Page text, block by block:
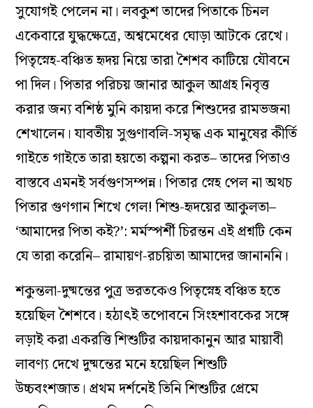
সুযোগই পেলেন না। লবকুশ তাদের পিতাকে চিনল
একেবারে যুদ্ধক্ষেত্রে,‌ অশ্বমেধের ঘোড়া আটকে রেখে।
পিতৃস্নেহ-বঞ্চিত হৃদয় নিয়ে তারা শৈশব কাটিয়ে যৌবনে
পা দিল। পিতার পরিচয় জানার আকুল আগ্রহ নিবৃত্ত
করার জন্য বশিষ্ঠ মুনি কায়দা করে শিশুদের রামভজনা
শেখালেন। যাবতীয় সুগুণাবলি-সমৃদ্ধ এক মানুষের কীর্তি
গাইতে গাইতে তারা হয়তো কল্পনা করত– তাদের পিতাও
বাস্তবে এমনই সর্বগুণসম্পন্ন। পিতার স্নেহ পেল না অথচ
পিতার গুণগান শিখে গেল! শিশু-হৃদয়ের আকুলতা–
‘আমাদের পিতা কই?’: মর্মস্পর্শী চিরন্তন এই প্রশ্নটি কেন
যে তারা করেনি– রামায়ণ-রচয়িতা আমাদের জানাননি।
শকুন্তলা-দুষ্মন্তের পুত্র ভরতকেও পিতৃস্নেহ বঞ্চিত হতে
হয়েছিল শৈশবে। হঠাৎই তপোবনে সিংহশাবকের সঙ্গে
লড়াই করা একরত্তি শিশুটির কায়দাকানুন আর মায়াবী
লাবণ্য দেখে দুষ্মন্তের মনে হয়েছিল শিশুটি
উচ্চবংশজাত। প্রথম দর্শনেই তিনি শিশুটির প্রেমে